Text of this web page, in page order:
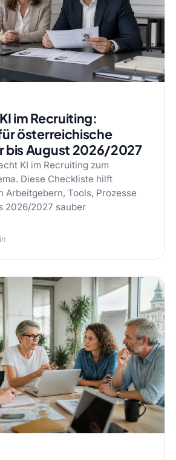
im Recruiting:
österreichische
bis August 2026/2027
KI im Recruiting zum
Diese Checkliste hilft
Arbeitgebern, Tools, Prozesse
2026/2027 sauber